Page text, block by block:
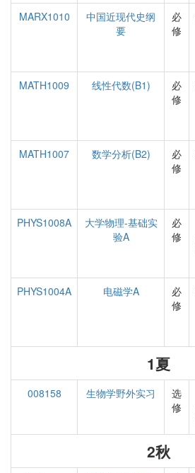
MARX1010
中国近现代史纲
要
必
修
MATH1009
线性代数(B1)
必
修
MATH1007
数学分析(B2)
必
修
PHYS1008A
大学物理-基础实
验A
必
修
PHYS1004A
电磁学A
必
修
1夏
008158 生物学野外实习
选
修
2秋